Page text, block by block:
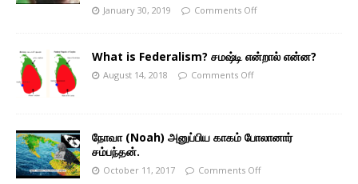
January 30, 2019 Comments Off
What is Federalism? சமஷ்டி என்றால் என்ன?
August 14, 2018 Comments Off
நோவா (Noah) அனுப்பிய காகம் போலானார்
சம்பந்தன்.
October 11, 2017 Comments Off